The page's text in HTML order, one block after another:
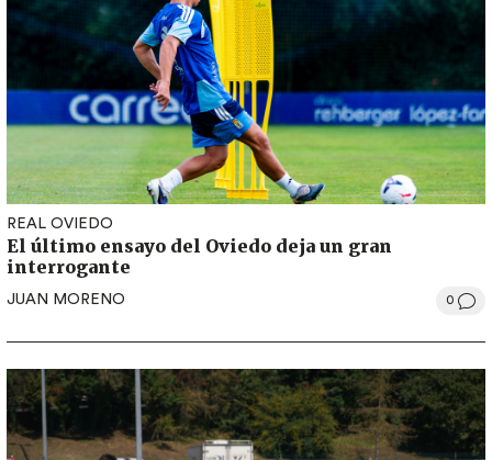
REAL OVIEDO
El último ensayo del Oviedo deja un gran
interrogante
JUAN MORENO 0